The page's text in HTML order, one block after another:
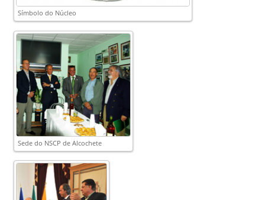
Símbolo do Núcleo
Sede do NSCP de Alcochete